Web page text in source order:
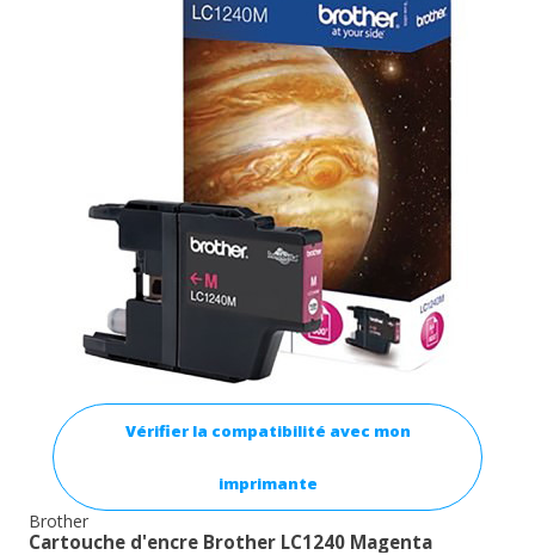
Vérifier la compatibilité avec mon
imprimante
Brother
Cartouche d'encre Brother LC1240 Magenta